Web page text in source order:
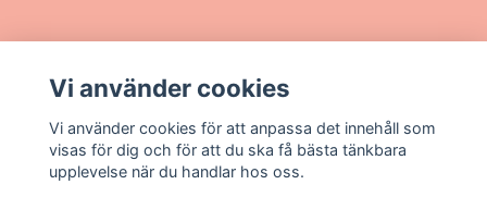
Sociala medier
Vi använder cookies
Vi använder cookies för att anpassa det innehåll som
visas för dig och för att du ska få bästa tänkbara
upplevelse när du handlar hos oss.